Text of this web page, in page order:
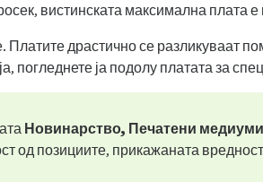
вистинската максимална плата е
драстично се разликуваат
погледнете ја подолу платата за
Новинарство, Печатени
од позициите, прикажаната